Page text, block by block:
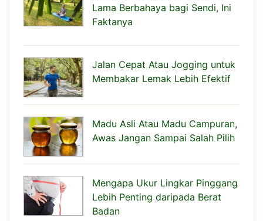
Lama Berbahaya bagi Sendi, Ini
Faktanya
Jalan Cepat Atau Jogging untuk
Membakar Lemak Lebih Efektif
Madu Asli Atau Madu Campuran,
Awas Jangan Sampai Salah Pilih
Mengapa Ukur Lingkar Pinggang
Lebih Penting daripada Berat
Badan